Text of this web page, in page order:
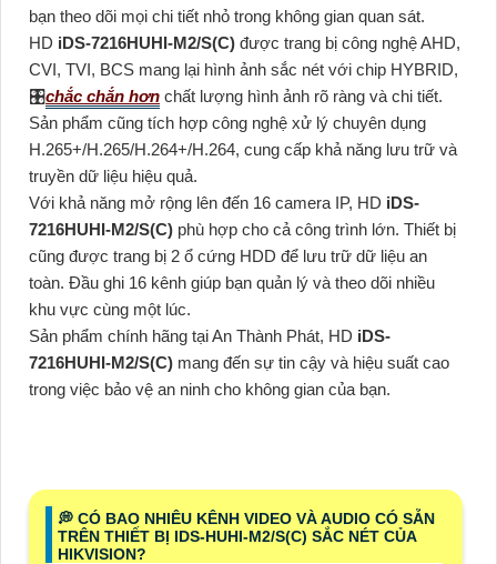
bạn theo dõi mọi chi tiết nhỏ trong không gian quan sát.
HD iDS-7216HUHI-M2/S(C) được trang bị công nghệ AHD,
CVI, TVI, BCS mang lại hình ảnh sắc nét với chip HYBRID,
🎛chắc chắn hơn chất lượng hình ảnh rõ ràng và chi tiết.
Sản phẩm cũng tích hợp công nghệ xử lý chuyên dụng
H.265+/H.265/H.264+/H.264, cung cấp khả năng lưu trữ và
truyền dữ liệu hiệu quả.
Với khả năng mở rộng lên đến 16 camera IP, HD iDS-
7216HUHI-M2/S(C) phù hợp cho cả công trình lớn. Thiết bị
cũng được trang bị 2 ổ cứng HDD để lưu trữ dữ liệu an
toàn. Đầu ghi 16 kênh giúp bạn quản lý và theo dõi nhiều
khu vực cùng một lúc.
Sản phẩm chính hãng tại An Thành Phát, HD iDS-
7216HUHI-M2/S(C) mang đến sự tin cậy và hiệu suất cao
trong việc bảo vệ an ninh cho không gian của bạn.
️💭 CÓ BAO NHIÊU KÊNH VIDEO VÀ AUDIO CÓ SẴN
TRÊN THIẾT BỊ IDS-HUHI-M2/S(C) SẮC NÉT CỦA
HIKVISION?